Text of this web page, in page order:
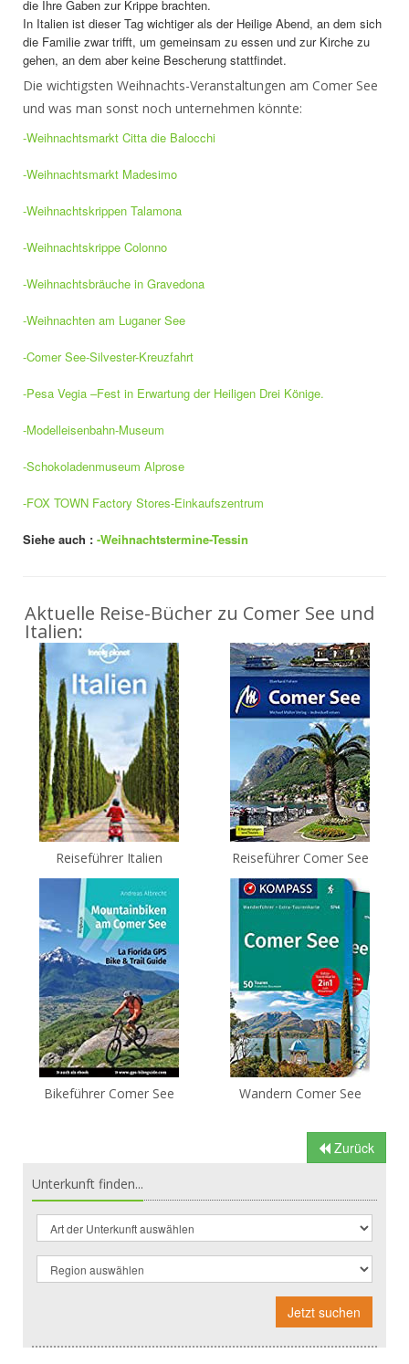
die Ihre Gaben zur Krippe brachten.
In Italien ist dieser Tag wichtiger als der Heilige Abend, an dem sich
die Familie zwar trifft, um gemeinsam zu essen und zur Kirche zu
gehen, an dem aber keine Bescherung stattfindet.
Die wichtigsten Weihnachts-Veranstaltungen am Comer See
und was man sonst noch unternehmen könnte:
-Weihnachtsmarkt Citta die Balocchi
-Weihnachtsmarkt Madesimo
-Weihnachtskrippen Talamona
-Weihnachtskrippe Colonno
-Weihnachtsbräuche in Gravedona
-Weihnachten am Luganer See
-Comer See-Silvester-Kreuzfahrt
-Pesa Vegia –Fest in Erwartung der Heiligen Drei Könige.
-Modelleisenbahn-Museum
-Schokoladenmuseum Alprose
-FOX TOWN Factory Stores-Einkaufszentrum
Siehe auch : -Weihnachtstermine-Tessin
Aktuelle Reise-Bücher zu Comer See und
Italien:
Reiseführer Italien Reiseführer Comer See
Bikeführer Comer See Wandern Comer See
Zurück
Unterkunft finden...
Jetzt suchen